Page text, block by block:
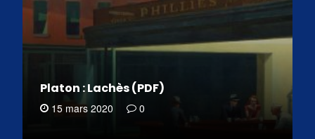
Platon : Lachès (PDF)
15 mars 2020 0